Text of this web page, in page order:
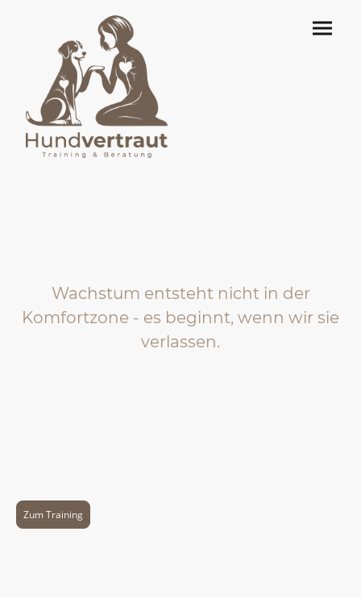
Wachstum entsteht nicht in der
Komfortzone - es beginnt, wenn wir sie
verlassen.
Zum Training